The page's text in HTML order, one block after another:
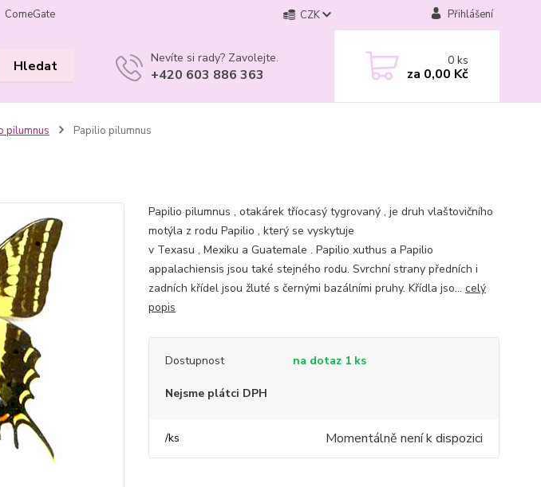
ComeGate CZK Přihlášení
Hledat Nevíte si rady? Zavolejte.
+420 603 886 363
0ks
za 0,00 Kč
pilumnus Papilio pilumnus
Papilio pilumnus , otakárek tříocasý tygrovaný , je druh vlaštovičního
motýla z rodu Papilio , který se vyskytuje
v Texasu , Mexiku a Guatemale . Papilio xuthus a Papilio
appalachiensis jsou také stejného rodu. Svrchní strany předních i
zadních křídel jsou žluté s černými bazálními pruhy. Křídla jso... celý
popis
Dostupnost na dotaz 1 ks
Nejsme plátci DPH
/ks Momentálně není k dispozici